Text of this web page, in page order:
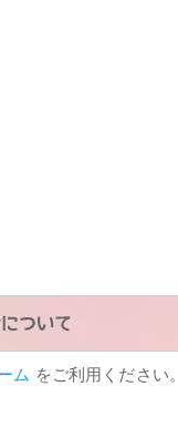
ム をご利用ください。